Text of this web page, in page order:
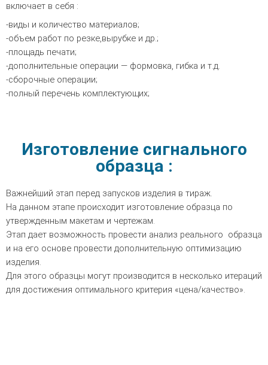
включает в себя :
-виды и количество материалов;
-объем работ по резке,вырубке и др.;
-площадь печати;
-дополнительные операции — формовка, гибка и т.д.
-сборочные операции;
-полный перечень комплектующих;
Изготовление сигнального
образца :
Важнейший этап перед запусков изделия в тираж.
На данном этапе происходит изготовление образца по
утвержденным макетам и чертежам.
Этап дает возможность провести анализ реального образца
и на его основе провести дополнительную оптимизацию
изделия.
Для этого образцы могут производится в несколько итераций
для достижения оптимального критерия «цена/качество».